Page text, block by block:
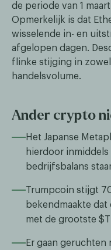
de periode van 1
Opmerkelijk is dat
wisselende in- en
afgelopen dagen.
flinke stijging in
handelsvolume.
Ander crypto
Het Japanse
hierdoor
bedrijfsbalans
Trumpcoin stijgt
bekendmaakte
met de grootste
Er gaan geruchten